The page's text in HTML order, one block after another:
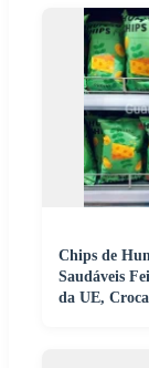
Chips de
Saudáveis
da UE,